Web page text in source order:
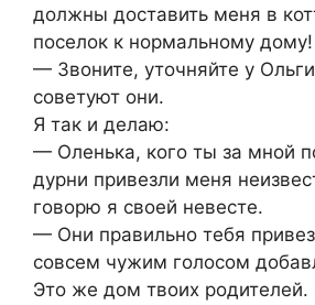
должны доставить меня в
поселок к нормальному
— Звоните, уточняйте у
советуют они.
Я так и делаю:
— Оленька, кого ты за мной
дурни привезли меня
говорю я своей невесте.
— Они правильно тебя
совсем чужим голосом
Это же дом твоих родителей.